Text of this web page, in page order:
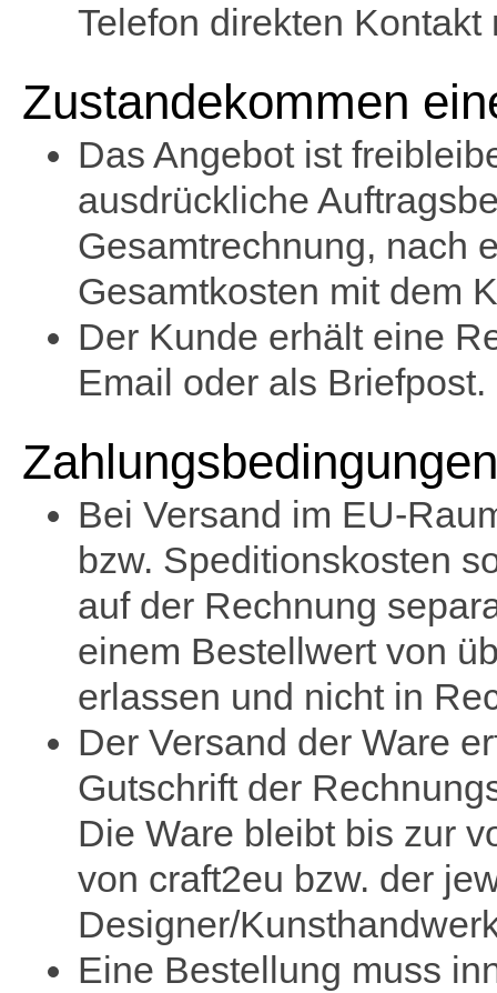
Telefon direkten Kontakt
Zustandekommen
Das Angebot ist
ausdrückliche
Gesamtrechnung, nach
Gesamtkosten mit dem
Der Kunde erhält eine
Email oder als Briefpost.
Bei Versand im EU-
bzw. Speditionskosten
auf der Rechnung
einem Bestellwert von
erlassen und nicht in
Der Versand der Ware
Gutschrift der
Die Ware bleibt bis zur
von craft2eu bzw. der
Designer/
Eine Bestellung muss